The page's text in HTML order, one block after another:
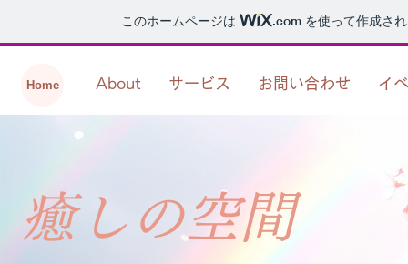
このホームページは .com を使って作成さ
Home About サービス お問い合わせ イ
癒しの空間